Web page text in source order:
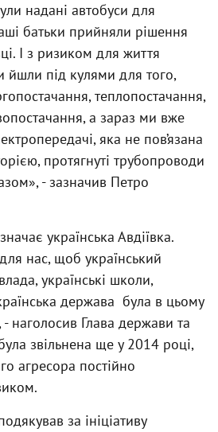
надані автобуси для
батьки прийняли рішення
І з ризиком для життя
йшли під кулями для того,
теплопостачання,
а зараз ми вже
яка не пов’язана
протягнуті трубопроводи
- зазначив Петро
українська Авдіївка.
нас, щоб український
українські школи,
держава була в цьому
- наголосив Глава держави та
звільнена ще у 2014 році,
агресора постійно
за ініціативу